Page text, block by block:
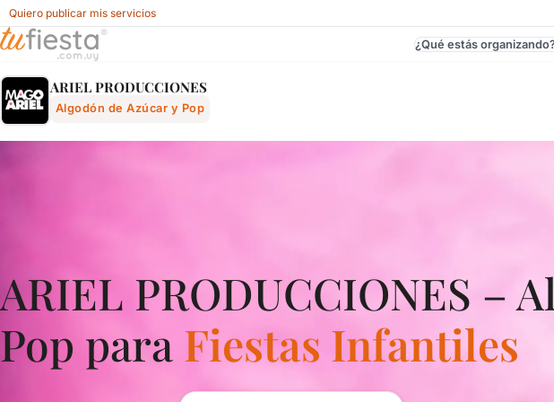
Quiero publicar mis servicios
¿Qué estás
ARIEL PRODUCCIONES
Algodón de Azúcar y Pop
ARIEL PRODUCCIONES –
Pop para Fiestas Infantiles